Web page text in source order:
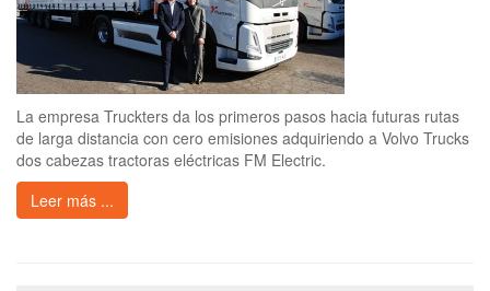
La empresa Truckters da los primeros pasos hacia futuras rutas
de larga distancia con cero emisiones adquiriendo a Volvo Trucks
dos cabezas tractoras eléctricas FM Electric.
Leer más ...